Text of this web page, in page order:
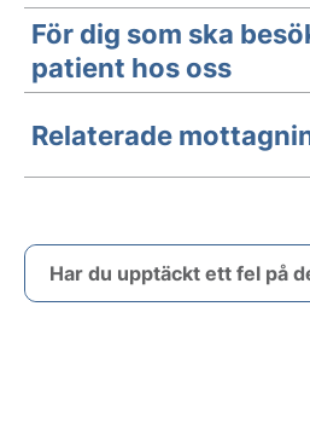
För dig som ska
patient hos oss
Relaterade
Har du upptäckt ett fel på